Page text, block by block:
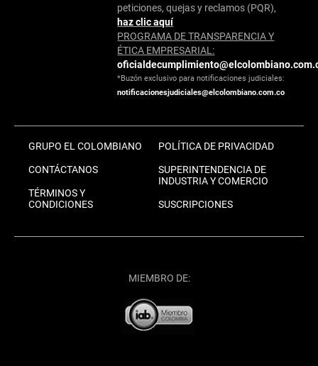
peticiones, quejas y reclamos (PQR),
haz clic aquí
PROGRAMA DE TRANSPARENCIA Y
ÉTICA EMPRESARIAL:
*Buzón exclusivo para notificaciones judiciales:
notificacionesjudiciales@elcolombiano.com.co
GRUPO EL COLOMBIANO
CONTÁCTANOS
TÉRMINOS Y
CONDICIONES
POLÍTICA DE PRIVACIDAD
SUPERINTENDENCIA DE
INDUSTRIA Y COMERCIO
SUSCRIPCIONES
MIEMBRO DE: